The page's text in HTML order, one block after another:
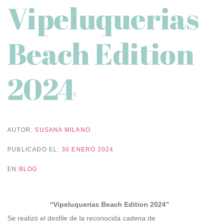
Vipeluquerias
Beach Edition
2024
AUTOR:SUSANA MILANO
PUBLICADO EL: 30 ENERO 2024
EN: BLOG
“Vipeluquerias Beach Edition 2024”
Se realizó el desfile de la reconocida cadena de